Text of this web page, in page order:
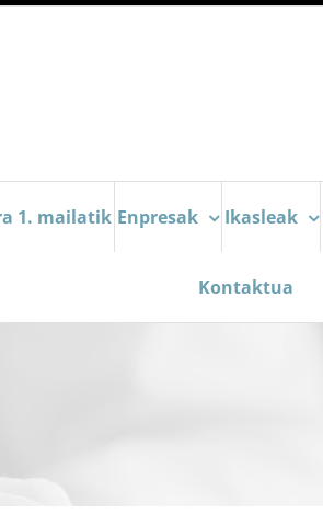
1. mailatik Enpresak Ikasleak
Kontaktua